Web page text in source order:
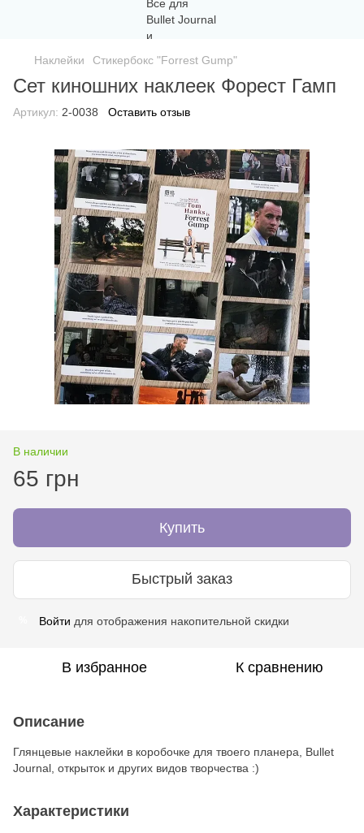
Наклейки Стикербокс "Forrest Gump"
Сет киношних наклеек Форест Гамп
Артикул: 2-0038 Оставить отзыв
В наличии
65 грн
Купить
Быстрый заказ
Войти для отображения накопительной скидки
В избранное К сравнению
Описание
Глянцевые наклейки в коробочке для твоего планера, Bullet
Journal, открыток и других видов творчества :)
Характеристики